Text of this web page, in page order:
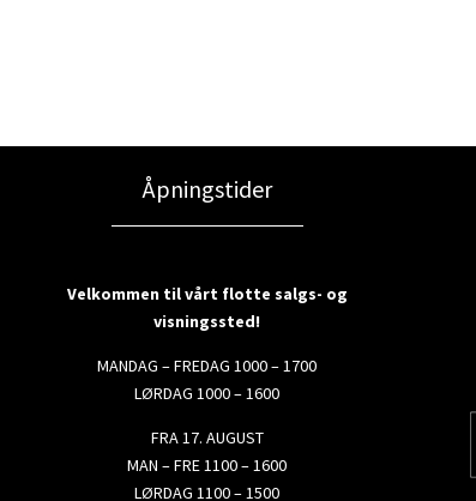
Åpningstider
Velkommen til vårt flotte salgs- og
visningssted!
MANDAG – FREDAG 1000 – 1700
LØRDAG 1000 – 1600
FRA 17. AUGUST
MAN – FRE 1100 – 1600
LØRDAG 1100 – 1500